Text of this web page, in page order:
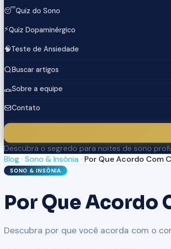
😴Quiz do Sono
⚡Quiz Dopaminérgico
🧠Teste de Ansiedade
Buscar artigos
Sobre a equipe
Contato
Descubra o segredo para noites de sono
Blog ›Sono & Insônia › Por Que Acordo Com
SONO & INSÔNIA
Por Que Acordo
Descubra por que você acorda com o